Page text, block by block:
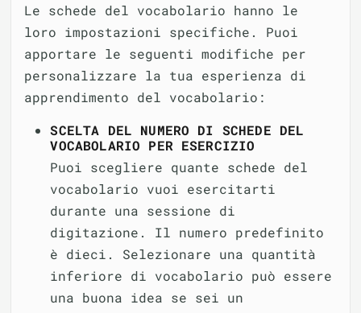
Le schede del vocabolario hanno le
loro impostazioni specifiche. Puoi
apportare le seguenti modifiche per
personalizzare la tua esperienza di
apprendimento del vocabolario:
SCELTA DEL NUMERO DI SCHEDE DEL
VOCABOLARIO PER ESERCIZIO
Puoi scegliere quante schede del
vocabolario vuoi esercitarti
durante una sessione di
digitazione. Il numero predefinito
è dieci. Selezionare una quantità
inferiore di vocabolario può essere
una buona idea se sei un